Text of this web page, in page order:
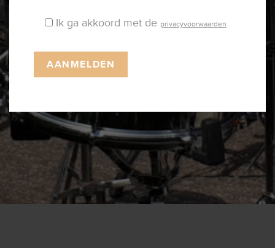
Ik ga akkoord met de privacyvoorwaarden